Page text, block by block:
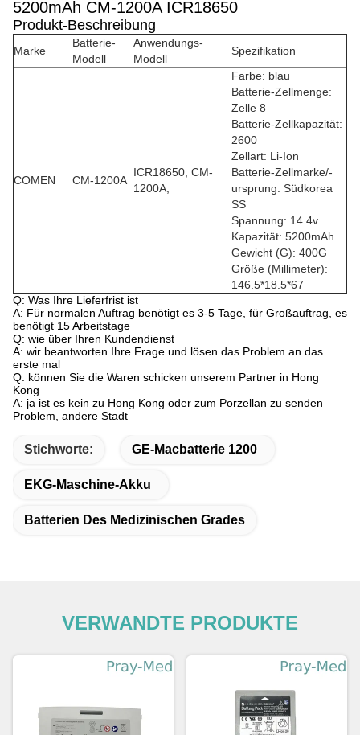
5200mAh CM-1200A ICR18650
Produkt-Beschreibung
Marke
Batterie-
Modell
Anwendungs-
Modell
Spezifikation
COMEN CM-1200A
ICR18650, CM-
1200A,
Farbe: blau
Batterie-Zellmenge:
Zelle 8
Batterie-Zellkapazität:
2600
Zellart: Li-Ion
Batterie-Zellmarke/-
ursprung: Südkorea
SS
Spannung: 14.4v
Kapazität: 5200mAh
Gewicht (G): 400G
Größe (Millimeter):
146.5*18.5*67
Q: Was Ihre Lieferfrist ist
A: Für normalen Auftrag benötigt es 3-5 Tage, für Großauftrag, es
benötigt 15 Arbeitstage
Q: wie über Ihren Kundendienst
A: wir beantworten Ihre Frage und lösen das Problem an das
erste mal
Q: können Sie die Waren schicken unserem Partner in Hong
Kong
A: ja ist es kein zu Hong Kong oder zum Porzellan zu senden
Problem, andere Stadt
Stichworte: GE-Macbatterie 1200
EKG-Maschine-Akku
Batterien Des Medizinischen Grades
VERWANDTE PRODUKTE